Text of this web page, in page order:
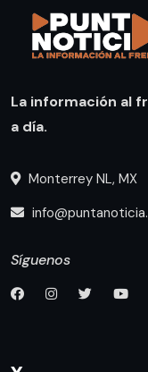
La información al
a día.
Monterrey NL, MX
Síguenos